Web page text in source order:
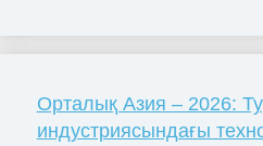
Орталық Азия – 2026:
индустриясындағы